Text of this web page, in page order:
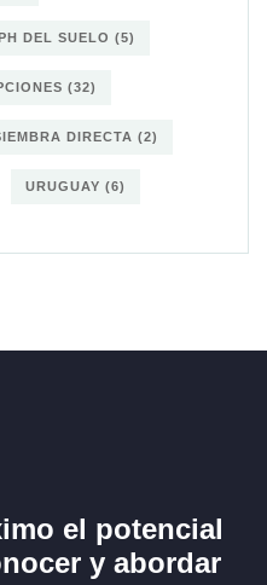
DEL SUELO (5)
(32)
DIRECTA (2)
URUGUAY (6)
el potencial
y abordar